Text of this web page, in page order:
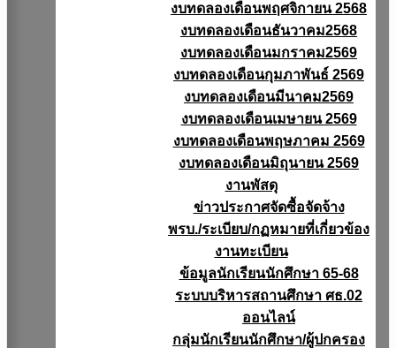
งบทดลองเดือนพฤศจิกายน 2568
งบทดลองเดือนธันวาคม2568
งบทดลองเดือนมกราคม2569
งบทดลองเดือนกุมภาพันธ์ 2569
งบทดลองเดือนมีนาคม2569
งบทดลองเดือนเมษายน 2569
งบทดลองเดือนพฤษภาคม 2569
งบทดลองเดือนมิถุนายน 2569
งานพัสดุ
ข่าวประกาศจัดซื้อจัดจ้าง
พรบ./ระเบียบ/กฏหมายที่เกี่ยวข้อง
งานทะเบียน
ข้อมูลนักเรียนนักศึกษา 65-68
ระบบบริหารสถานศึกษา ศธ.02
ออนไลน์
กลุ่มนักเรียนนักศึกษา/ผู้ปกครอง